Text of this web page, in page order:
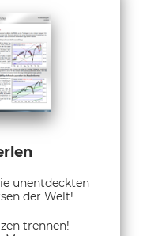
unentdeckten
der Welt!
trennen!